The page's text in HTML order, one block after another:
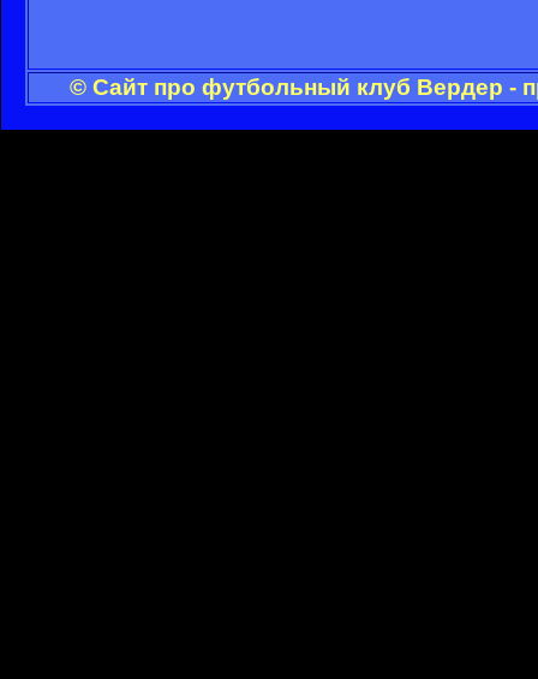
© Сайт про футбольный клуб Вердер -